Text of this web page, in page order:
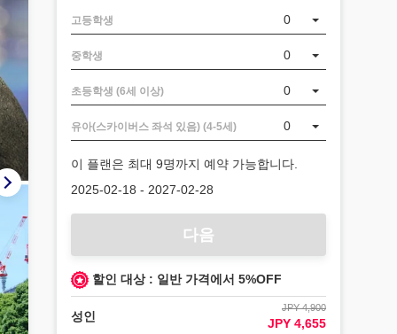
고등학생 0
중학생 0
초등학생 (6세 이상) 0
유아(스카이버스 좌석 있음) (4-5세) 0
이 플랜은 최대 9명까지 예약 가능합니다.
2025-02-18 - 2027-02-28
다음
할인 대상 : 일반 가격에서 5%OFF
성인
JPY 4,900
JPY 4,655